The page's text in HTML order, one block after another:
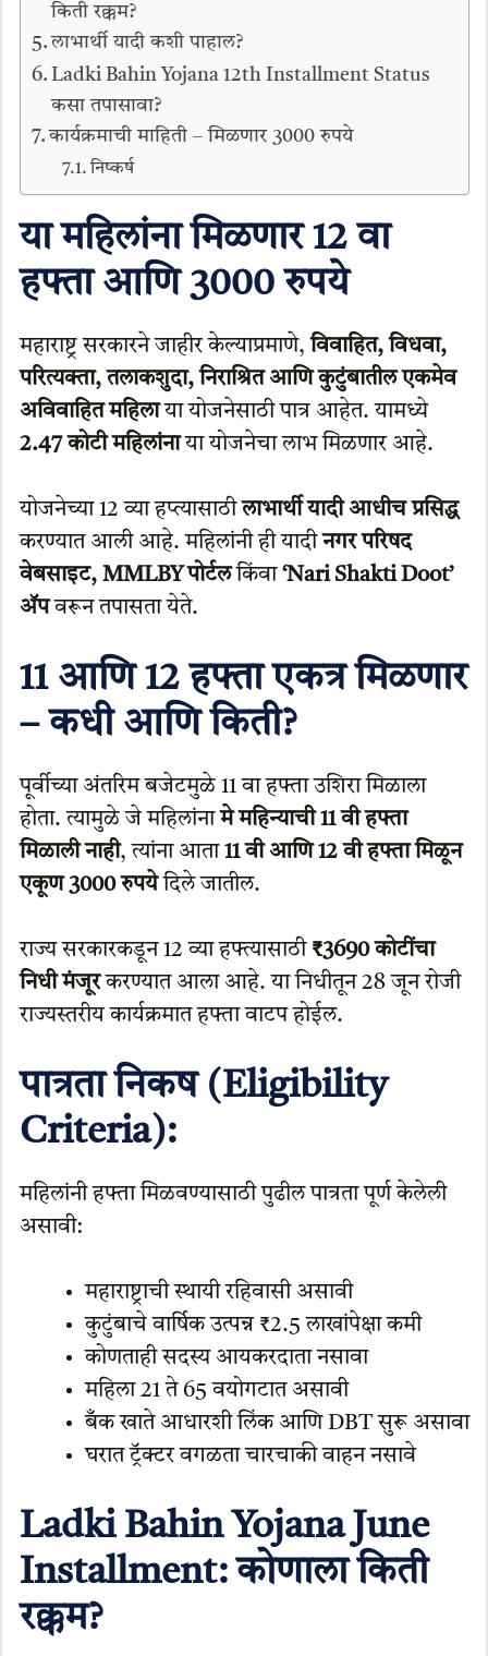
किती रक्कम?
लाभार्थी यादी कशी पाहाल?
Ladki Bahin Yojana 12th Installment Status
कसा तपासावा?
कार्यक्रमाची माहिती – मिळणार 3000 रुपये
निष्कर्ष
या महिलांना मिळणार 12 वा
हफ्ता आणि 3000 रुपये
महाराष्ट्र सरकारने जाहीर केल्याप्रमाणे,विवाहित, विधवा,
परित्यक्ता, तलाकशुदा, निराश्रित आणि कुटुंबातील एकमेव
अविवाहित महिलाया योजनेसाठी पात्र आहेत. यामध्ये
2.47 कोटी महिलांनाया योजनेचा लाभ मिळणार आहे.
योजनेच्या 12 व्या हप्त्यासाठीलाभार्थी यादी आधीच प्रसिद्ध
करण्यात आली आहे. महिलांनी ही यादीनगर परिषद
वेबसाइट, MMLBY पोर्टलकिंवा ‘Nari Shakti Doot’
अ‍ॅपवरून तपासता येते.
11 आणि 12 हफ्ता एकत्र मिळणार
– कधी आणि किती?
पूर्वीच्या अंतरिम बजेटमुळे 11 वा हफ्ता उशिरा मिळाला
होता. त्यामुळे जे महिलांनामे महिन्याची 11 वी हफ्ता
मिळाली नाही, त्यांना आता 11 वी आणि 12 वी हफ्ता मिळून
एकूण 3000 रुपयेदिले जातील.
राज्य सरकारकडून 12 व्या हफ्त्यासाठी ₹3690 कोटींचा
निधी मंजूरकरण्यात आला आहे. या निधीतून 28 जून रोजी
राज्यस्तरीय कार्यक्रमात हफ्ता वाटप होईल.
पात्रता निकष (Eligibility
Criteria):
महिलांनी हफ्ता मिळवण्यासाठी पुढील पात्रता पूर्ण केलेली
असावी:
महाराष्ट्राची स्थायी रहिवासी असावी
कुटुंबाचे वार्षिक उत्पन्न ₹2.5 लाखांपेक्षा कमी
कोणताही सदस्य आयकरदाता नसावा
महिला 21 ते 65 वयोगटात असावी
बँक खाते आधारशी लिंक आणि DBT सुरू असावा
घरात ट्रॅक्टर वगळता चारचाकी वाहन नसावे
Ladki Bahin Yojana June
Installment: कोणाला किती
रक्कम?